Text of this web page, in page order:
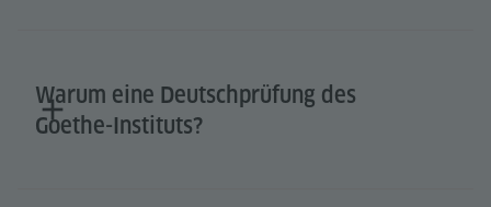
Warum eine Deutschprüfung des
Goethe-Instituts?